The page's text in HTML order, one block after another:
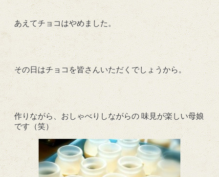
あえてチョコはやめました。
その日はチョコを皆さんいただくでしょうから。
作りながら、おしゃべりしながらの 味見が楽しい母娘
です（笑）